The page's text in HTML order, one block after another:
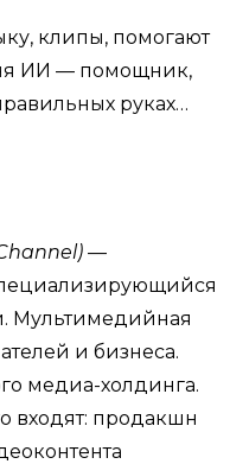
клипы, помогают
ИИ — помощник,
руках…
—
Мультимедийная
и бизнеса.
медиа-холдинга.
входят: продакшн